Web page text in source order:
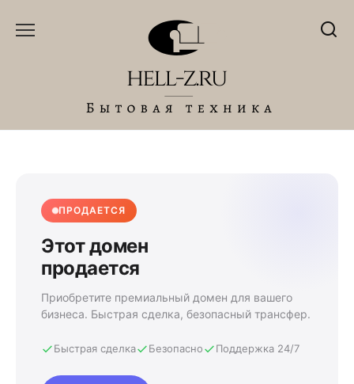
ПРОДАЕТСЯ
Этот домен
продается
Приобретите премиальный домен для вашего
бизнеса. Быстрая сделка, безопасный трансфер.
Быстрая сделка Безопасно Поддержка 24/7